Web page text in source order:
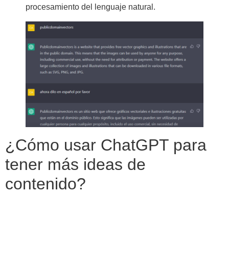
procesamiento del lenguaje natural.
¿Cómo usar ChatGPT para
tener más ideas de
contenido?